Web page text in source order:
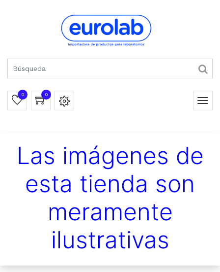
0 0
Las imágenes de
esta tienda son
meramente
ilustrativas